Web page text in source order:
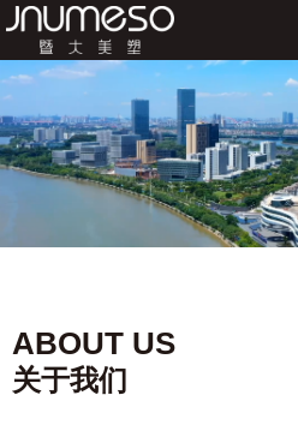
ABOUT US
关于我们